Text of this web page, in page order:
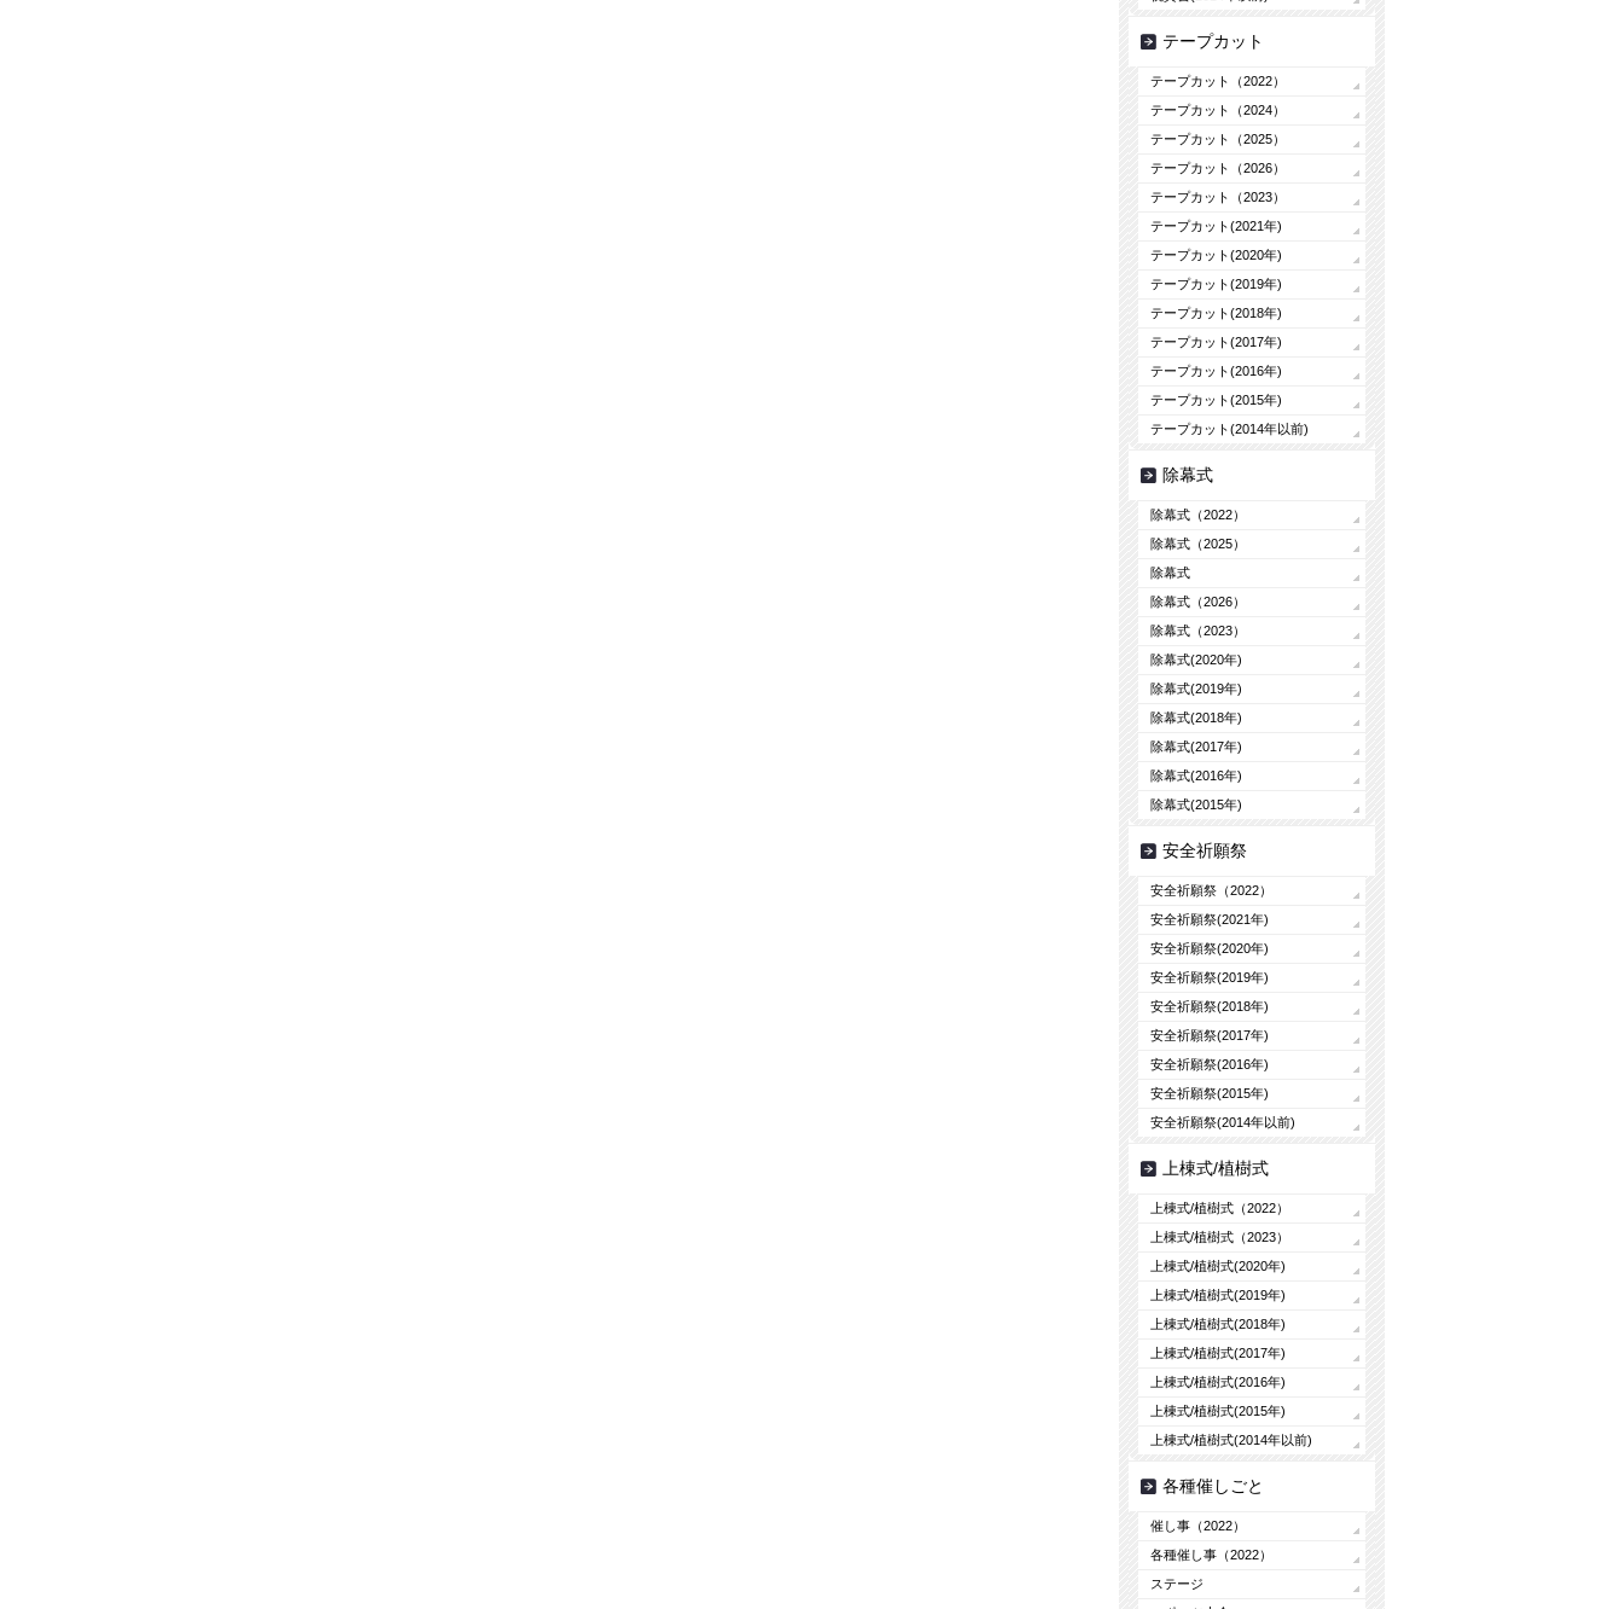
テープカット
テープカット（2022）
テープカット（2024）
テープカット（2025）
テープカット（2026）
テープカット（2023）
テープカット(2021年)
テープカット(2020年)
テープカット(2019年)
テープカット(2018年)
テープカット(2017年)
テープカット(2016年)
テープカット(2015年)
テープカット(2014年以前)
除幕式
除幕式（2022）
除幕式（2025）
除幕式
除幕式（2026）
除幕式（2023）
除幕式(2020年)
除幕式(2019年)
除幕式(2018年)
除幕式(2017年)
除幕式(2016年)
除幕式(2015年)
安全祈願祭
安全祈願祭（2022）
安全祈願祭(2021年)
安全祈願祭(2020年)
安全祈願祭(2019年)
安全祈願祭(2018年)
安全祈願祭(2017年)
安全祈願祭(2016年)
安全祈願祭(2015年)
安全祈願祭(2014年以前)
上棟式/植樹式
上棟式/植樹式（2022）
上棟式/植樹式（2023）
上棟式/植樹式(2020年)
上棟式/植樹式(2019年)
上棟式/植樹式(2018年)
上棟式/植樹式(2017年)
上棟式/植樹式(2016年)
上棟式/植樹式(2015年)
上棟式/植樹式(2014年以前)
各種催しごと
催し事（2022）
各種催し事（2022）
ステージ